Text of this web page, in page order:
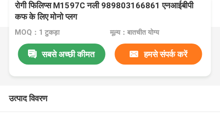
रोगी फिलिप्स M1597C नली 989803166861 एनआईबीपी
कफ के लिए मोनो प्लग
MOQ：1 टुकड़ा मूल्य：बातचीत योग्य
सबसे अच्छी कीमत हमसे संपर्क करें
उत्पाद विवरण